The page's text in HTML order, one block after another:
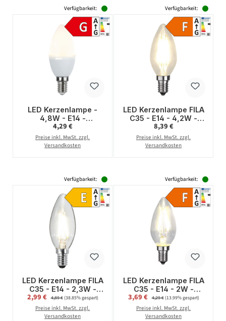
Verfügbarkeit:
LED Kerzenlampe -
4,8W - E14 -
warmweiss 3000K -
440lm - gefrostet
Regulärer Preis:
4,29 €
Preise inkl. MwSt. zzgl.
Versandkosten
Verfügbarkeit:
LED Kerzenlampe FILA
C35 - E14 - 4,2W -
warmweiss 2700K -
420lm - dimmbar
Regulärer Preis:
8,39 €
Preise inkl. MwSt. zzgl.
Versandkosten
Verfügbarkeit:
LED Kerzenlampe FILA
C35 - E14 - 2,3W -
neutralweiss 4000K -
270lm - klar
Verkaufspreis:
2,99 € Regulärer Preis:
4,89 €(38.85% gespart)
Preise inkl. MwSt. zzgl.
Versandkosten
Verfügbarkeit:
LED Kerzenlampe FILA
C35 - E14 - 2W -
warmweiss 2700K -
150lm - klar
Verkaufspreis:
3,69 € Regulärer Preis:
4,29 €(13.99% gespart)
Preise inkl. MwSt. zzgl.
Versandkosten